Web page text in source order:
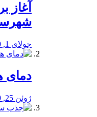
آغاز
جولای 1, 2020
دمای
ژوئن 25, 2020